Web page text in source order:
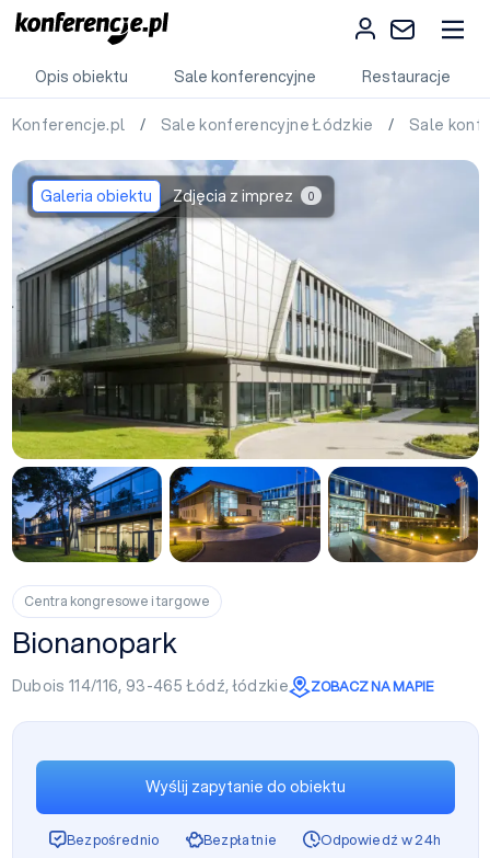
Opis obiektu Sale konferencyjne Restauracje
Konferencje.pl / Sale konferencyjne Łódzkie / Sale
Galeria obiektu Zdjęcia z imprez 0
Centra kongresowe i targowe
Bionanopark
Dubois 114/116, 93-465Łódź,łódzkie ZOBACZ NA MAPIE
Wyślij zapytanie do obiektu
Bezpośrednio Bezpłatnie Odpowiedź w 24h